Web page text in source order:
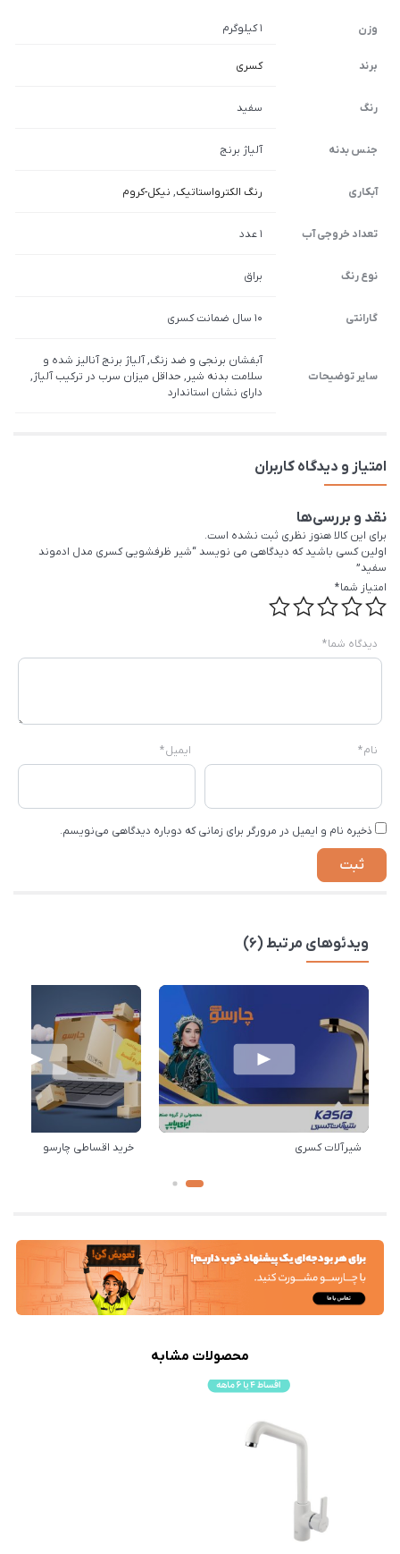
وزن 1 کیلوگرم
برند کسری
رنگ سفید
جنس بدنه آلیاژ برنج
آبکاری رنگ الکترواستاتیک, نیکل-کروم
تعداد خروجی آب 1 عدد
نوع رنگ براق
گارانتی 10 سال ضمانت کسری
سایر توضیحات
آبفشان برنجی و ضد زنگ, آلیاژ برنج آنالیز شده و
سلامت بدنه شیر, حداقل میزان سرب در ترکیب آلیاژ,
دارای نشان استاندارد
امتیاز و دیدگاه کاربران
نقد و بررسی‌ها
برای این کالا هنوز نظری ثبت نشده است.
اولین کسی باشید که دیدگاهی می نویسد “شیر ظرفشویی کسری مدل ادموند
سفید”
امتیاز شما*
دیدگاه شما*
نام* ایمیل*
ذخیره نام و ایمیل در مرورگر برای زمانی که دوباره دیدگاهی می‌نویسم.
ویدئوهای مرتبط (6)
شیرآلات کسری خرید اقساطی چارسو
محصولات مشابه